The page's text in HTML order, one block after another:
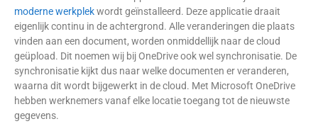
moderne werkplekwordt geïnstalleerd. Deze applicatie draait
eigenlijk continu in de achtergrond. Alle veranderingen die plaats
vinden aan een document, worden onmiddellijk naar de cloud
geüpload. Dit noemen wij bij OneDrive ook wel synchronisatie. De
synchronisatie kijkt dus naar welke documenten er veranderen,
waarna dit wordt bijgewerkt in de cloud. Met Microsoft OneDrive
hebben werknemers vanaf elke locatie toegang tot de nieuwste
gegevens.